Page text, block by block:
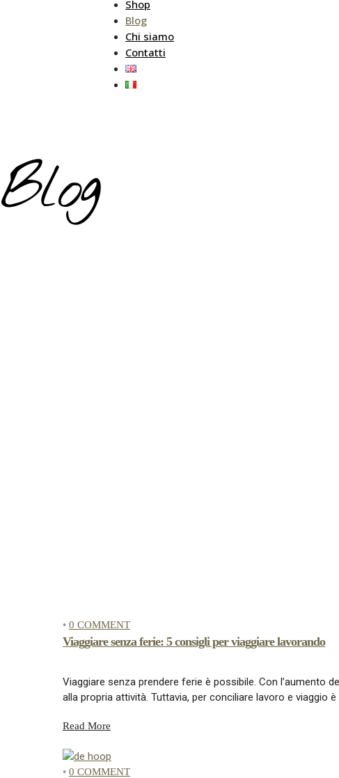
Shop
Blog
Chi siamo
Contatti
Blog
• 0 COMMENT
Viaggiare senza ferie: 5 consigli per viaggiare lavorando
Viaggiare senza prendere ferie è possibile. Con l’aumento
alla propria attività. Tuttavia, per conciliare lavoro e viaggio
Read More
• 0 COMMENT